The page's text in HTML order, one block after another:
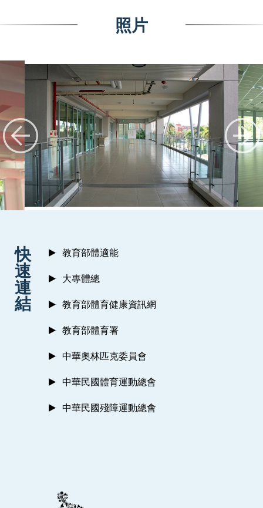
照片
快
速
連
結
教育部體適能
大專體總
教育部體育健康資訊網
教育部體育署
中華奧林匹克委員會
中華民國體育運動總會
中華民國殘障運動總會